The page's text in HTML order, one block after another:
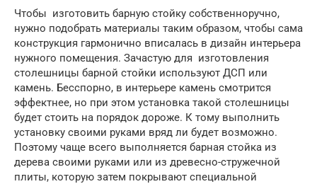
Чтобы изготовить барную стойку собственноручно,
нужно подобрать материалы таким образом, чтобы сама
конструкция гармонично вписалась в дизайн интерьера
нужного помещения. Зачастую для изготовления
столешницы барной стойки используют ДСП или
камень. Бесспорно, в интерьере камень смотрится
эффектнее, но при этом установка такой столешницы
будет стоить на порядок дороже. К тому выполнить
установку своими руками вряд ли будет возможно.
Поэтому чаще всего выполняется барная стойка из
дерева своими руками или из древесно-стружечной
плиты, которую затем покрывают специальной